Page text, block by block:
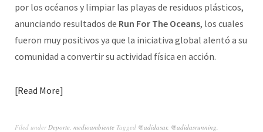
por los océanos y limpiar las playas de residuos plásticos,
anunciando resultados de Run For The Oceans, los cuales
fueron muy positivos ya que la iniciativa global alentó a su
comunidad a convertir su actividad física en acción.
Read More
Filed under Deporte medioambiente Tagged @adidasar, @adidasrunning